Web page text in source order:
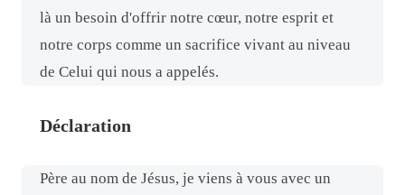
là un besoin d'offrir notre cœur, notre esprit et
notre corps comme un sacrifice vivant au niveau
de Celui qui nous a appelés.
Déclaration
Père au nom de Jésus, je viens à vous avec un